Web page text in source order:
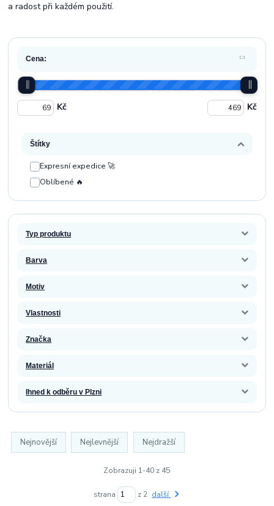
a radost při každém použití.
Cena:
Kč Kč
Štítky
Expresní expedice 🚀
Oblíbené 🔥
Typ produktu
Barva
Motiv
Vlastnosti
Značka
Materiál
Ihned k odběru v Plzni
Nejnovější Nejlevnější Nejdražší
Zobrazuji 1-40 z 45
strana z 2 další